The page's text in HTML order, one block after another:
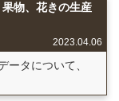
物、花きの生産
2023.04.06
ータについて、